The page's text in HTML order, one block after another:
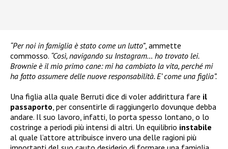
“Per noi in famiglia è stato come un lutto”, ammette
commosso. “Così, navigando su Instagram… ho trovato lei.
Brownie è il mio primo cane: mi ha cambiato la vita, perché mi
ha fatto assumere delle nuove responsabilità. E’ come una figlia”.
Una figlia alla quale Berruti dice di voler addirittura fare il
passaporto, per consentirle di raggiungerlo dovunque debba
andare. Il suo lavoro, infatti, lo porta spesso lontano, o lo
costringe a periodi più intensi di altri. Un equilibrio instabile
al quale l’attore attribuisce invero una delle ragioni più